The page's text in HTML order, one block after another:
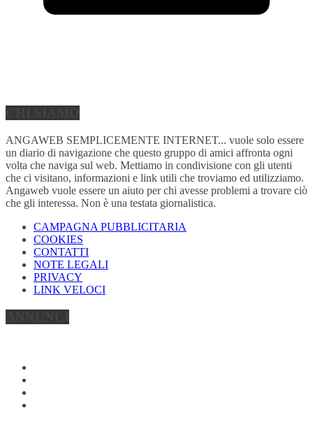
ANGAWEB SEMPLICEMENTE INTERNET... vuole solo essere
un diario di navigazione che questo gruppo di amici affronta ogni
volta che naviga sul web. Mettiamo in condivisione con gli utenti
che ci visitano, informazioni e link utili che troviamo ed utilizziamo.
Angaweb vuole essere un aiuto per chi avesse problemi a trovare ciò
che gli interessa. Non è una testata giornalistica.
CAMPAGNA PUBBLICITARIA
COOKIES
CONTATTI
NOTE LEGALI
PRIVACY
LINK VELOCI